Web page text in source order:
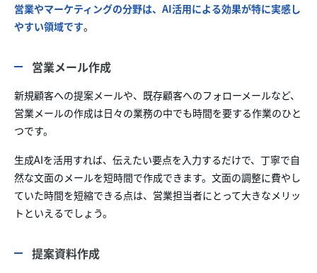
営業やマーケティングの分野は、AI活用による効果が特に実感し
やすい領域です。
営業メール作成
新規顧客への提案メールや、既存顧客へのフォローメールなど、
営業メールの作成は日々の業務の中でも時間を要する作業のひと
つです。
生成AIを活用すれば、伝えたい要点を入力するだけで、丁寧で自
然な文面のメールを短時間で作成できます。文面の調整に費やし
ていた時間を短縮できる点は、営業担当者にとって大きなメリッ
トといえるでしょう。
提案資料作成